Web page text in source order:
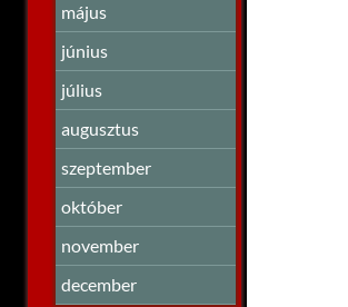
május
június
július
augusztus
szeptember
október
november
december